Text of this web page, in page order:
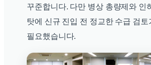
꾸준합니다. 다만 병상 총량제와 인
탓에 신규 진입 전 정교한 수급 검토
필요했습니다.